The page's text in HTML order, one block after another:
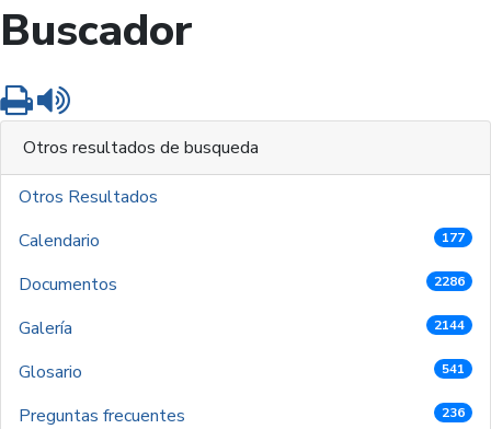
Buscador
Imprimir
Otros resultados de busqueda
Otros Resultados
Calendario
177
Documentos 2286
Galería 2144
Glosario 541
Preguntas frecuentes 236